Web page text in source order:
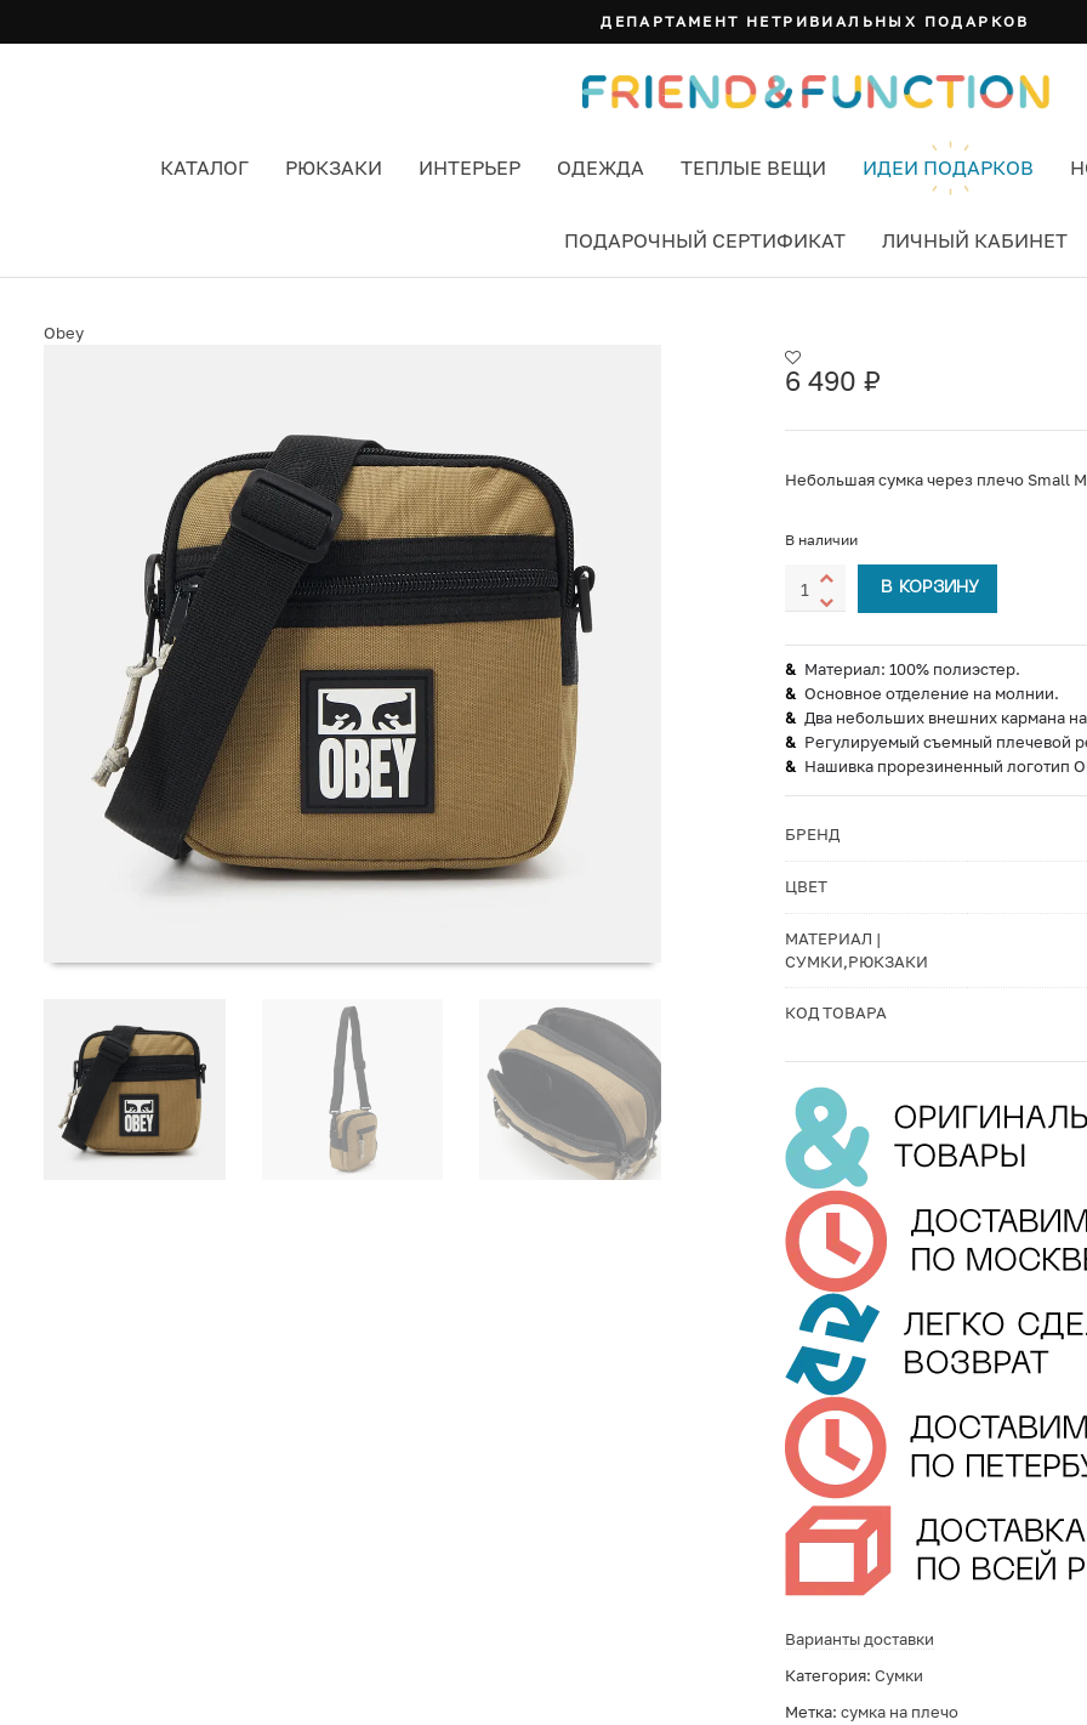
ДЕПАРТАМЕНТ НЕТРИВИАЛЬНЫХ ПОДАРКОВ
КАТАЛОГ РЮКЗАКИ ИНТЕРЬЕР ОДЕЖДА ТЕПЛЫЕ ВЕЩИ ИДЕИ ПОДАРКОВ
ПОДАРОЧНЫЙ СЕРТИФИКАТ ЛИЧНЫЙ КАБИНЕТ
Obey
6 490 ₽
Небольшая сумка через плечо Small
В наличии
В КОРЗИНУ
Материал: 100% полиэстер.
Основное отделение на молнии.
Два небольших внешних кармана
Регулируемый съемный плечевой
Нашивка прорезиненный логотип
БРЕНД
ЦВЕТ
МАТЕРИАЛ |
СУМКИ,РЮКЗАКИ
КОД ТОВАРА
Варианты доставки
Категория: Сумки
Метка: сумка на плечо